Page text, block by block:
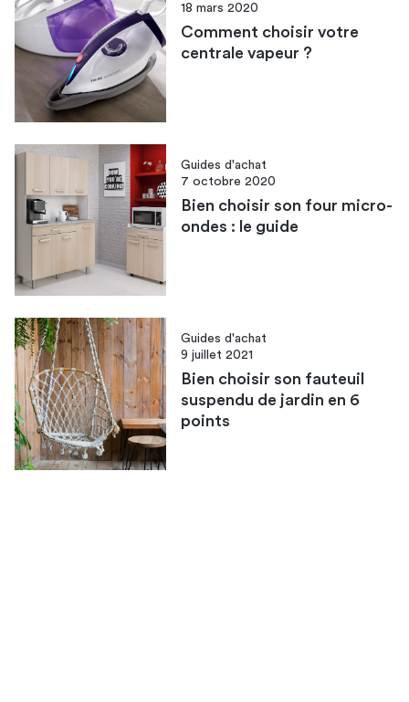
18 mars 2020
Comment choisir votre
centrale vapeur ?
Guides d'achat
7 octobre 2020
Bien choisir son four micro-
ondes : le guide
Guides d'achat
9 juillet 2021
Bien choisir son fauteuil
suspendu de jardin en 6
points